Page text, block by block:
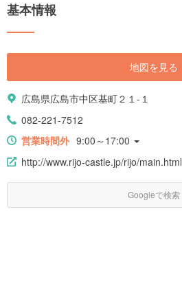
基本情報
地図を見る
広島県広島市中区基町２１-１
082-221-7512
営業時間外 9:00～17:00
http://www.rijo-castle.jp/rijo/main.html
Googleで検索